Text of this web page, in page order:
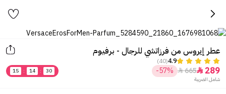
عطر إيروس من فرزاتشي للرجال - برفيوم
4.9
(40)
289

665

-57%
15 : 14 :
30
شامل الضريبة